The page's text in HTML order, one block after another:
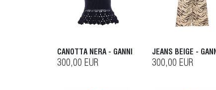
CANOTTA NERA - GANNI
300,00 EUR
JEANS BEIGE - GANNI
300,00 EUR